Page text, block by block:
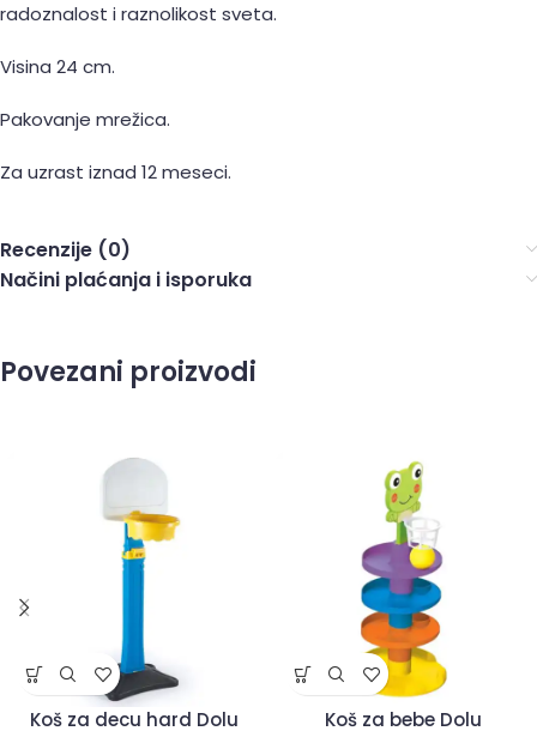
radoznalost i raznolikost sveta.
Visina 24 cm.
Pakovanje mrežica.
Za uzrast iznad 12 meseci.
Recenzije (0)
Načini plaćanja i isporuka
Povezani proizvodi
Koš za decu hard Dolu
Koš za bebe Dolu